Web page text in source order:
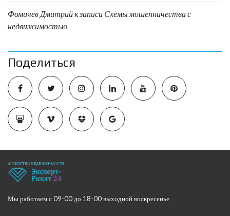
Фомичев Дмитрийк записи Схемы мошенничества с
недвижимостью
Поделиться
Мы работаем с 09-00 до 18-00 выходной воскресенье